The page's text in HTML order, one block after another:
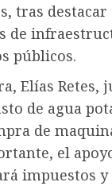
tras
públicos.
Elías
de agua
de
el
impuestos